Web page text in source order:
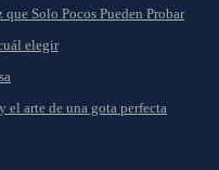
Solo Pocos Pueden Probar
elegir
el arte de una gota perfecta